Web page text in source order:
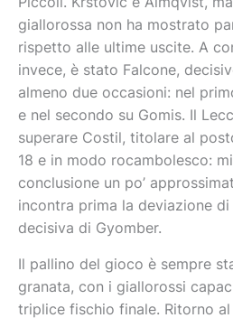
giallorossa non ha mostrato
rispetto alle ultime uscite. A
invece, è stato Falcone,
almeno due occasioni: nel
e nel secondo su Gomis. Il
superare Costil, titolare al
18 e in modo rocambolesco:
conclusione un po’
incontra prima la deviazione
decisiva di Gyomber.
Il pallino del gioco è sempre
granata, con i giallorossi
triplice fischio finale. Ritorno